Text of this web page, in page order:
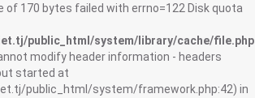
of 170 bytes failed with errno=122 Disk quota
public_html/system/library/cache/file.php
modify header information - headers
started at
public_html/system/framework.php:42) in